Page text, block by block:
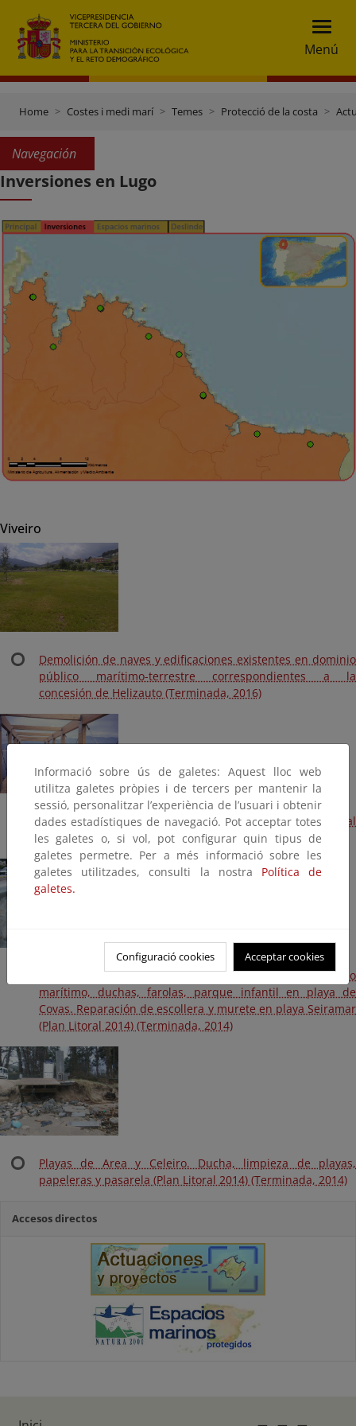
Menú
Home Costes i medi marí Temes Protecció de la costa
Navegación
Inversiones en Lugo
Viveiro
Demolición de naves y edificaciones existentes en dominio
público marítimo-terrestre correspondientes a la
concesión de Helizauto (Terminada, 2016)
Rehabilitación del entorno de A Insua y conexión peatonal
con el Paseo de Covas a Sacido (Terminada, 2015)
Playas de Covas y Seiramar. Reparación de paseo
marítimo, duchas, farolas, parque infantil en playa de
Covas. Reparación de escollera y murete en playa Seiramar
(Plan Litoral 2014) (Terminada, 2014)
Playas de Area y Celeiro. Ducha, limpieza de playas,
papeleras y pasarela (Plan Litoral 2014) (Terminada, 2014)
Accesos directos
Informació sobre ús de galetes: Aquest lloc web
utilitza galetes pròpies i de tercers per mantenir la
sessió, personalitzar l’experiència de l’usuari i obtenir
dades estadístiques de navegació. Pot acceptar totes
les galetes o, si vol, pot configurar quin tipus de
galetes permetre. Per a més informació sobre les
galetes utilitzades, consulti la nostra Política de
galetes.
Configuració cookies Acceptar cookies